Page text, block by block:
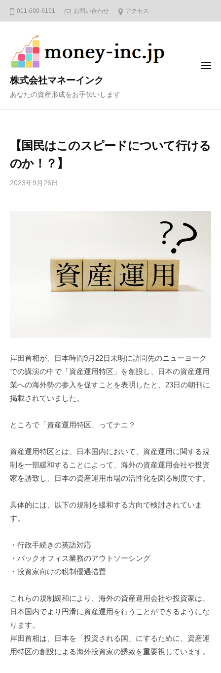
011-600-6151 お問い合わせ アクセス
株式会社マネーインク
あなたの資産形成をお手伝いします
メ
【国民はこのスピードについて行ける
のか！？】
2023年9月26日
7
k
4
岸田首相が、日本時間9月22日未明に訪問先のニューヨーク
での講演の中で「資産運用特区」を創設し、日本の資産運用
業への海外勢の参入を促すことを表明したと、23日の朝刊に
掲載されていました。
ところで「資産運用特区」ってナニ？
資産運用特区とは、日本国内において、資産運用に関する規
制を一部緩和することによって、海外の資産運用会社や投資
家を誘致し、日本の資産運用市場の活性化を図る制度です。
具体的には、以下の規制を緩和する方向で検討されていま
す。
・行政手続きの英語対応
・バックオフィス業務のアウトソーシング
・投資家向けの税制優遇措置
これらの規制緩和により、海外の資産運用会社や投資家は、
日本国内でより円滑に資産運用を行うことができるようにな
ります。
岸田首相は、日本を「投資される国」にするために、資産運
用特区の創設による海外投資家の誘致を重要視しています。